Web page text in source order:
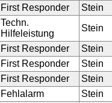
First Responder
Stein
Techn.
Hilfeleistung
Stein
First Responder
Stein
First Responder
Stein
First Responder
Stein
Fehlalarm
Stein